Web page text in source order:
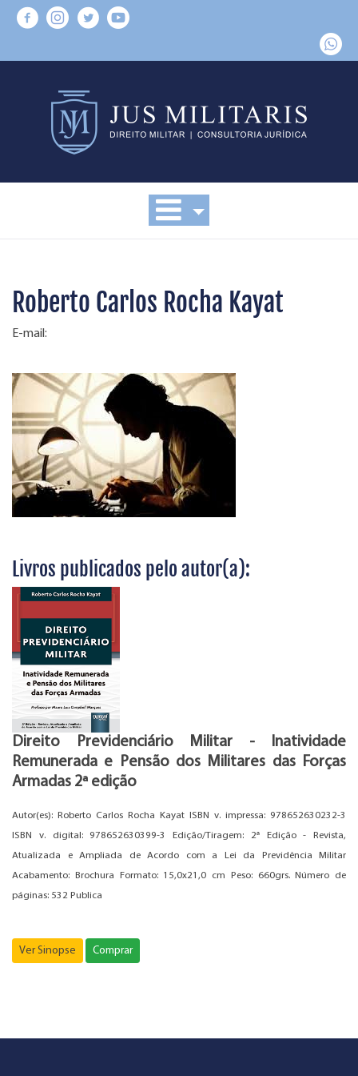
Roberto Carlos Rocha Kayat
E-mail:
Livros publicados pelo autor(a):
Direito Previdenciário Militar - Inatividade
Remunerada e Pensão dos Militares das Forças
Armadas 2ª edição
Autor(es): Roberto Carlos Rocha Kayat ISBN v. impressa: 978652630232-3
ISBN v. digital: 978652630399-3 Edição/Tiragem: 2ª Edição - Revista,
Atualizada e Ampliada de Acordo com a Lei da Previdência Militar
Acabamento: Brochura Formato: 15,0x21,0 cm Peso: 660grs. Número de
páginas: 532 Publica
Ver Sinopse Comprar